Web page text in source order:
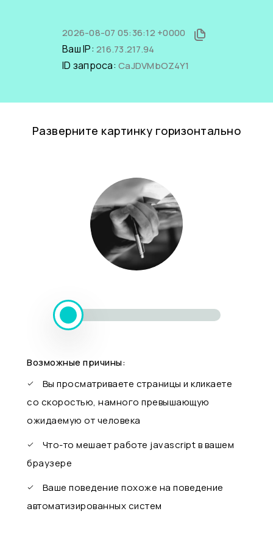
2026-08-07 05:36:12 +0000
Ваш IP: 216.73.217.94
ID запроса: CaJDVMbOZ4Y1
Разверните картинку горизонтально
Возможные причины:
Вы просматриваете страницы и кликаете
со скоростью, намного превышающую
ожидаемую от человека
Что-то мешает работе javascript в вашем
браузере
Ваше поведение похоже на поведение
автоматизированных систем